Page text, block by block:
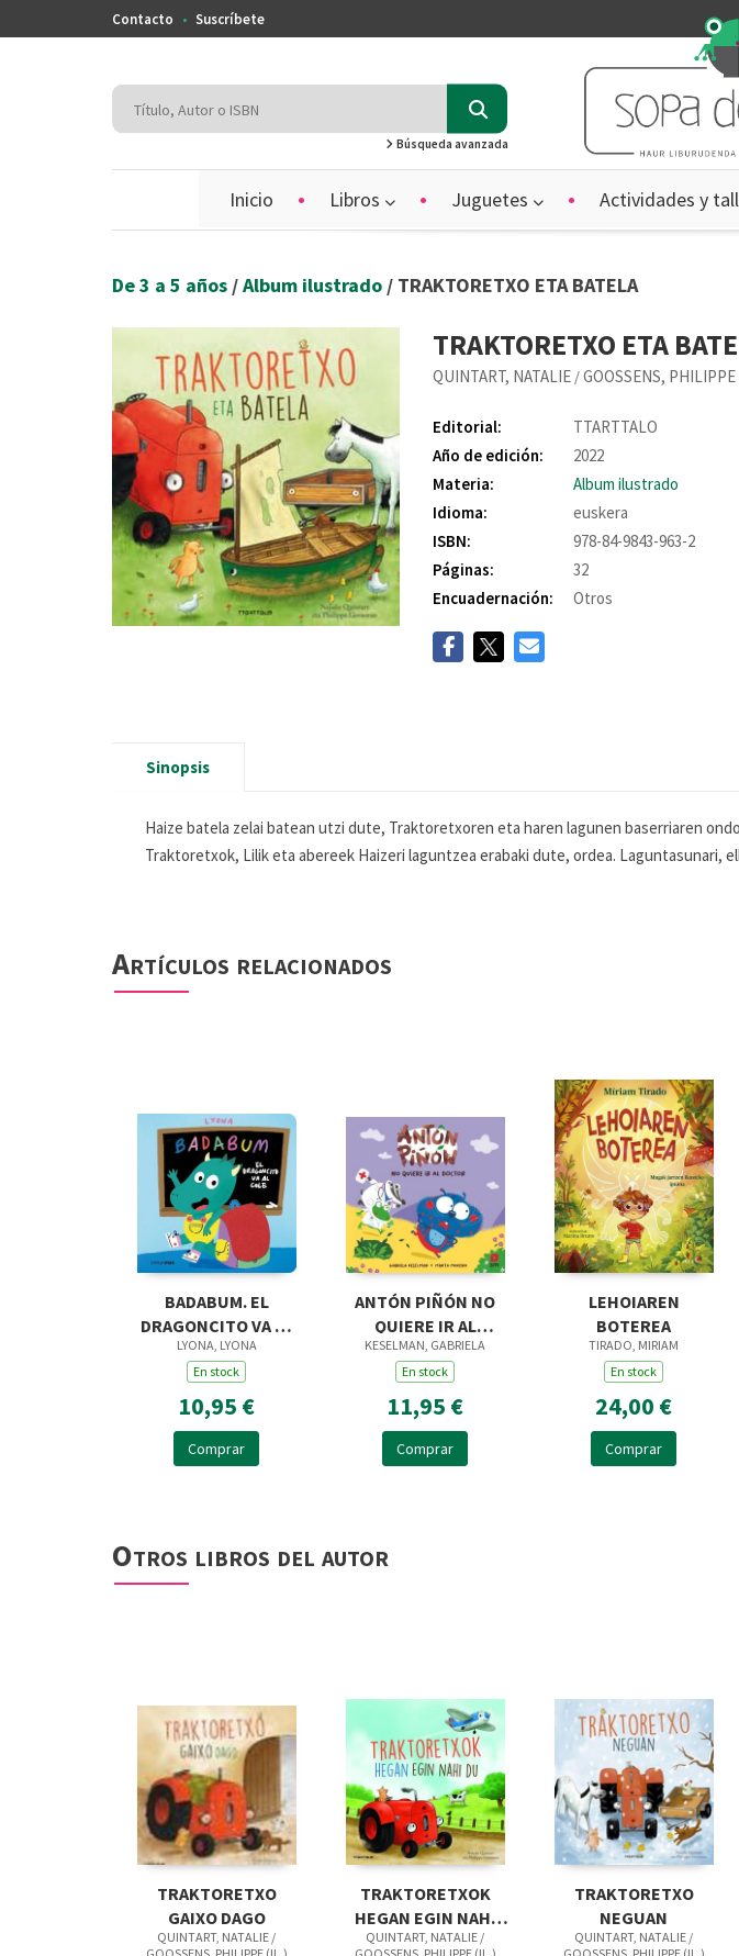
Contacto Suscríbete
Búsqueda avanzada
Inicio Libros Juguetes Actividades y
De 3 a 5 años /Album ilustrado / TRAKTORETXO ETA BATELA
TRAKTORETXO ETA
QUINTART, NATALIE /GOOSSENS,
Editorial:
TTARTTALO
Año de edición:
2022
Materia:
Album ilustrado
Idioma:
euskera
ISBN:
978-84-9843-963-2
Páginas:
32
Encuadernación:
Otros
Sinopsis
Haize batela zelai batean utzi dute, Traktoretxoren eta haren lagunen baserriaren
Traktoretxok, Lilik eta abereek Haizeri laguntzea erabaki dute, ordea. Laguntasunari,
Artículos relacionados
BADABUM. EL
DRAGONCITO VA AL
COLE
LYONA, LYONA
En stock
10,95 €
Comprar
ANTÓN PIÑÓN NO
QUIERE IR AL
DOCTOR
KESELMAN, GABRIELA
En stock
11,95 €
Comprar
LEHOIAREN
BOTEREA
TIRADO, MIRIAM
En stock
24,00 €
Comprar
Otros libros del autor
TRAKTORETXO
GAIXO DAGO
QUINTART, NATALIE /
TRAKTORETXOK
HEGAN EGIN NAHI
DU
QUINTART, NATALIE /
TRAKTORETXO
NEGUAN
QUINTART, NATALIE /